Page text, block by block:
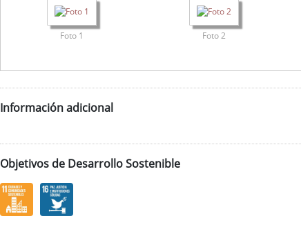
Foto 1 Foto 2
Información adicional
Objetivos de Desarrollo Sostenible